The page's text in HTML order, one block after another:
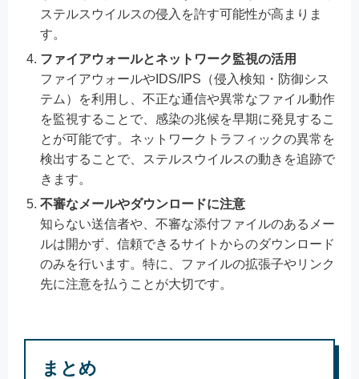
ステルスウイルスの侵入を許す可能性が高まりま
す。
ファイアウォールとネットワーク監視の活用
ファイアウォールやIDS/IPS（侵入検知・防御シス
テム）を利用し、不正な通信や異常なファイル動作
を監視することで、感染の兆候を早期に発見するこ
とが可能です。ネットワークトラフィックの異常を
検出することで、ステルスウイルスの動きを追跡で
きます。
不審なメールやダウンロードに注意
知らない送信者や、不審な添付ファイルのあるメー
ルは開かず、信頼できるサイトからのダウンロード
のみを行います。特に、ファイルの拡張子やリンク
先に注意を払うことが大切です。
まとめ